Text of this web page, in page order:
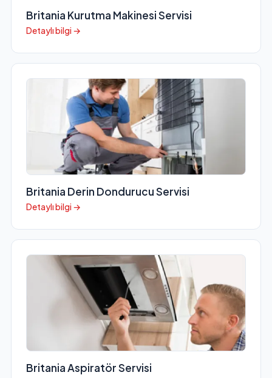
Britania Kurutma Makinesi Servisi
Detaylı bilgi →
Britania Derin Dondurucu Servisi
Detaylı bilgi →
Britania Aspiratör Servisi